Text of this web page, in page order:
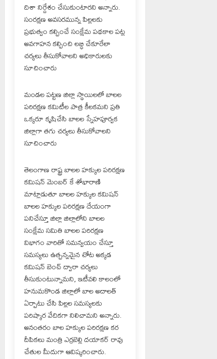
దిశా నిర్దేశం చేసుకుంటారని అన్నారు.
సంరక్షణ అవసరమున్న పిల్లలకు
ప్రభుత్వం కల్పించే సంక్షేమ పథకాల పట్ల
అవగాహన కల్పించి లబ్ధి చేకూరేలా
చర్యలు తీసుకోవాలని అధికారులకు
సూచించారు
మండల పట్టణ జిల్లా స్థాయిలలో బాలల
పరిరక్షణ కమిటీల పాత్ర కీలకమని ప్రతి
ఒక్కరూ కృషిచేసి బాలల స్నేహపూర్వక
జిల్లాగా తగు చర్యలు తీసుకోవాలని
సూచించారు
తెలంగాణ రాష్ట్ర బాలల హక్కుల పరిరక్షణ
కమిషన్ మెంబర్ కే శోభారాణి
మాట్లాడుతూ బాలల హక్కుల కమిషన్
బాలల హక్కుల పరిరక్షణ దేయంగా
పనిచేస్తూ జిల్లా జిల్లాలోని బాలల
సంక్షేమ సమితి బాలల పరిరక్షణ
విభాగం వారితో సమన్వయం చేస్తూ
సమస్యలు ఉత్పన్నమైన చోట అక్కడ
కమిషన్ బెంచ్ ద్వారా చర్యలు
తీసుకుంటున్నామని, ఇటీవలి కాలంలో
హనుమకొండ జిల్లాలో బాల అదాలత్
ఏర్పాటు చేసి పిల్లల సమస్యలకు
పరిష్కార వేదికగా నిలిచామని అన్నారు.
అనంతరం బాల హక్కుల పరిరక్షణ కర
దీపికలు మంత్రి ఎర్రబెల్లి దయాకర్ రావు
చేతుల మీదుగా ఆవిష్కరించారు.